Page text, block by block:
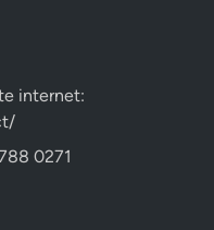
internet:
0271